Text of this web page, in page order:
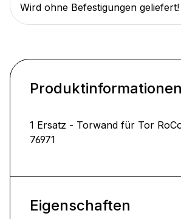
Wird ohne Befestigungen geliefert!
Produktinformationen
1 Ersatz - Torwand für Tor
76971
Eigenschaften